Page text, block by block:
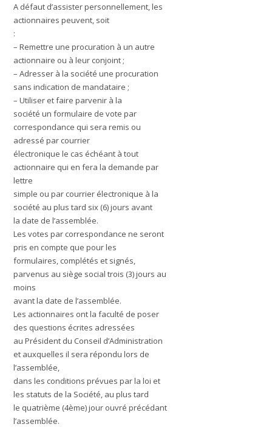
A défaut d’assister personnellement, les
actionnaires peuvent, soit
:
– Remettre une procuration à un autre
actionnaire ou à leur conjoint ;
– Adresser à la société une procuration
sans indication de mandataire ;
– Utiliser et faire parvenir à la
société un formulaire de vote par
correspondance qui sera remis ou
adressé par courrier
électronique le cas échéant à tout
actionnaire qui en fera la demande par
lettre
simple ou par courrier électronique à la
société au plus tard six (6) jours avant
la date de l’assemblée.
Les votes par correspondance ne seront
pris en compte que pour les
formulaires, complétés et signés,
parvenus au siège social trois (3) jours au
moins
avant la date de l’assemblée.
Les actionnaires ont la faculté de poser
des questions écrites adressées
au Président du Conseil d’Administration
et auxquelles il sera répondu lors de
l’assemblée,
dans les conditions prévues par la loi et
les statuts de la Société, au plus tard
le quatrième (4ème) jour ouvré précédant
l’assemblée.